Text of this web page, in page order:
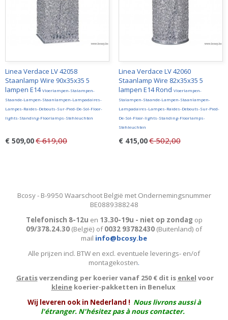
Linea Verdace LV 42058
Staanlamp Wire 90x35x35 5
lampen E14Vloerlampen-Stalampen-
Staande-Lampen-Staanlampen-Lampadaires-
Lampes-Raides-Debouts-Sur-Pied-De-Sol-Floor-
lights-Standing-Floorlamps-Stehleuchten
€ 509,00€ 619,00
Linea Verdace LV 42060
Staanlamp Wire 82x35x35 5
lampen E14 Rond Vloerlampen-
Stalampen-Staande-Lampen-Staanlampen-
Lampadaires-Lampes-Raides-Debouts-Sur-Pied-
De-Sol-Floor-lights-Standing-Floorlamps-
Stehleuchten
€ 415,00€ 502,00
Bcosy - B-9950 Waarschoot België met Ondernemingsnummer
BE0889388248
Telefonisch 8-12u en 13.30-19u - niet op zondag op
09/378.24.30 (België) of0032 93782430 (Buitenland) of
mail info@bcosy.be
Alle prijzen incl. BTW en excl. eventuele leverings- en/of
montagekosten.
Gratisverzending per koerier vanaf 250 € dit is enkel voor
kleinekoerier-pakketten in Benelux
Wij leveren ook in Nederland ! Nous livrons aussi à
l'étranger. N'hésitez pas à nous contacter.